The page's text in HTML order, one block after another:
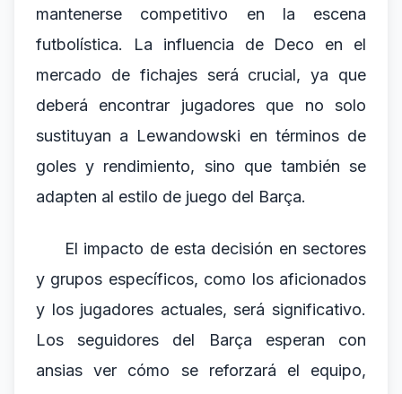
mantenerse competitivo en la escena
futbolística. La influencia de Deco en el
mercado de fichajes será crucial, ya que
deberá encontrar jugadores que no solo
sustituyan a Lewandowski en términos de
goles y rendimiento, sino que también se
adapten al estilo de juego del Barça.
El impacto de esta decisión en sectores
y grupos específicos, como los aficionados
y los jugadores actuales, será significativo.
Los seguidores del Barça esperan con
ansias ver cómo se reforzará el equipo,